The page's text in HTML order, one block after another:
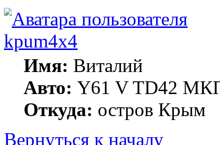
kpum4x4
Имя: Виталий
Авто: Y61 V TD42
Откуда: остров Крым
Вернуться к началу